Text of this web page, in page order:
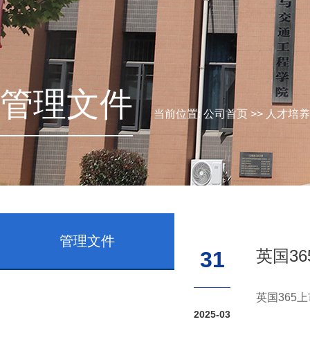
管理文件 当前位置:公司首页 >> 人才培养
管理文件
31
2025-03
英国
英国365